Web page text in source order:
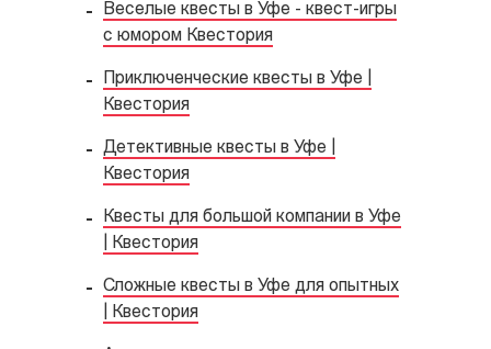
Веселые квесты в Уфе - квест-игры
с юмором Квестория
Приключенческие квесты в Уфе |
Квестория
Детективные квесты в Уфе |
Квестория
Квесты для большой компании в Уфе
| Квестория
Сложные квесты в Уфе для опытных
| Квестория